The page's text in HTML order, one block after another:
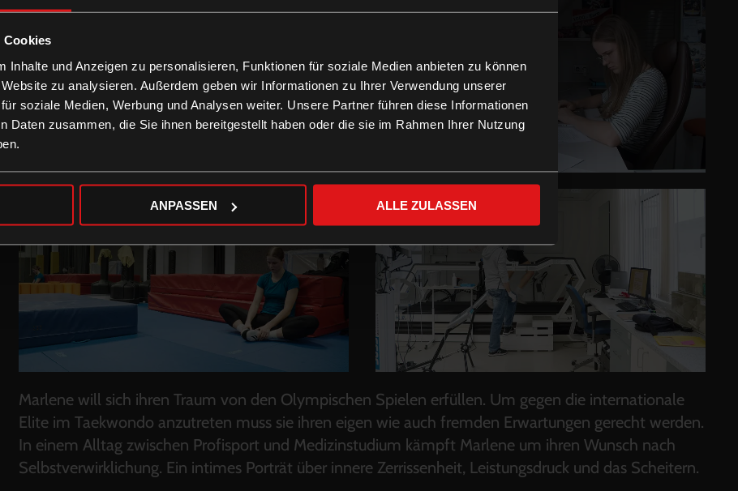
Cookies
Inhalte und Anzeigen zu personalisieren, Funktionen für soziale Medien anbieten zu können
zu analysieren. Außerdem geben wir Informationen zu Ihrer Verwendung unserer
soziale Medien, Werbung und Analysen weiter. Unsere Partner führen diese Informationen
Daten zusammen, die Sie ihnen bereitgestellt haben oder die sie im Rahmen Ihrer Nutzung
ANPASSEN ALLE ZULASSEN
Marlene will sich ihren Traum von den Olympischen Spielen erfüllen. Um gegen die internationale
Elite im Taekwondo anzutreten muss sie ihren eigen wie auch fremden Erwartungen gerecht werden.
In einem Alltag zwischen Profisport und Medizinstudium kämpft Marlene um ihren Wunsch nach
Selbstverwirklichung. Ein intimes Porträt über innere Zerrissenheit, Leistungsdruck und das Scheitern.